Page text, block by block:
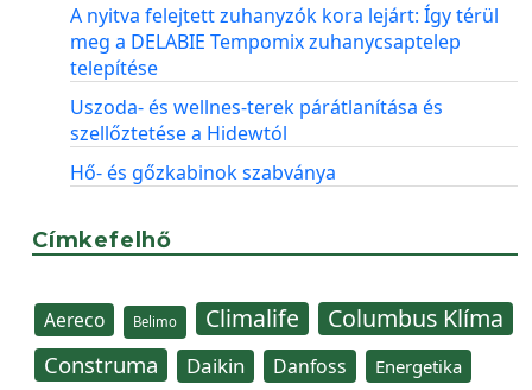
A nyitva felejtett zuhanyzók kora lejárt: Így térül
meg a DELABIE Tempomix zuhanycsaptelep
telepítése
Uszoda- és wellnes-terek párátlanítása és
szellőztetése a Hidewtól
Hő- és gőzkabinok szabványa
Címkefelhő
Aereco Belimo Climalife Columbus Klíma
Construma Daikin Danfoss Energetika